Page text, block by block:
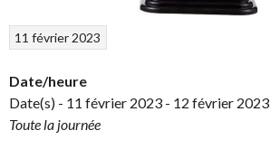
11 février 2023
Date/heure
Date(s) - 11 février 2023 - 12 février 2023
Toute la journée